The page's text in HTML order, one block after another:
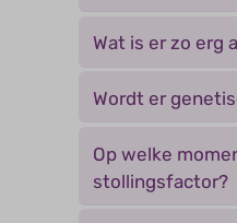
Wat is er zo erg
Wordt er
Op welke
stollingsfactor?